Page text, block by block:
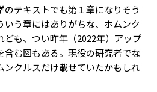
テキストでも第１章になりそう
いう章にはありがちな、ホムンク
も、つい昨年（2022年）アップ
含む図もある。現役の研究者でな
ンクルスだけ載せていたかもしれ